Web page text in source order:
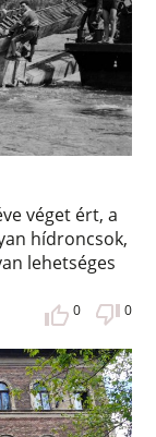
véget ért, a
hídroncsok,
lehetséges
0 0